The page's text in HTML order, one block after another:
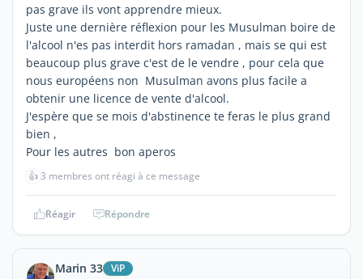
pas grave ils vont apprendre mieux.
Juste une dernière réflexion pour les Musulman boire de
l'alcool n'es pas interdit hors ramadan , mais se qui est
beaucoup plus grave c'est de le vendre , pour cela que
nous européens non Musulman avons plus facile a
obtenir une licence de vente d'alcool.
J'espère que se mois d'abstinence te feras le plus grand
bien ,
Pour les autres bon aperos
👍3 membres ont réagi à ce message
Réagir Répondre
Marin 33 ViP